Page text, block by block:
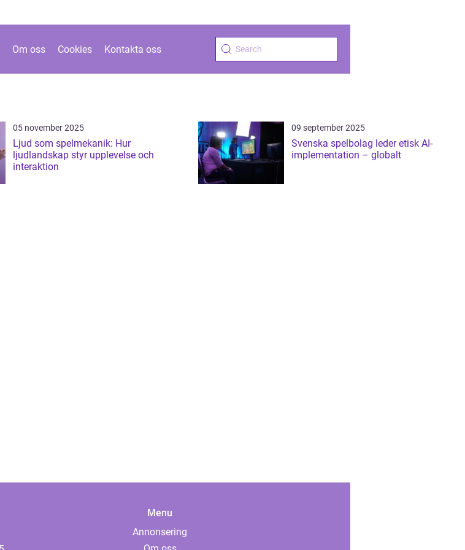
Om oss Cookies Kontakta oss
05 november 2025
Ljud som spelmekanik: Hur
ljudlandskap styr upplevelse och
interaktion
09 september 2025
Svenska spelbolag leder etisk AI-
implementation – globalt
Menu
Annonsering